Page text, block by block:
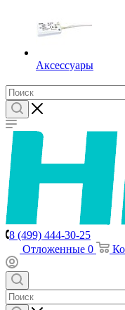
Аксессуары
8 (499) 444-30-25
Отложенные 0